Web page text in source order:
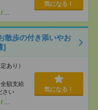
/ …
気になる！
散歩の付き添いやお
]
あり）
額支給
さい
/ …
気になる！